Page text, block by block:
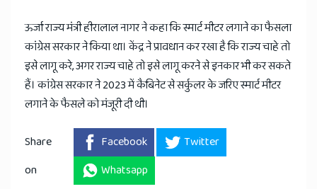
ऊर्जा राज्य मंत्री हीरालाल नागर ने कहा कि स्मार्ट मीटर लगाने का फैसला
कांग्रेस सरकार ने किया था। केंद्र ने प्रावधान कर रखा है कि राज्य चाहे तो
इसे लागू करे, अगर राज्य चाहे तो इसे लागू करने से इनकार भी कर सकते
हैं। कांग्रेस सरकार ने 2023 में कैबिनेट से सर्कुलर के जरिए स्मार्ट मीटर
लगाने के फैसले को मंजूरी दी थी।
Share
on
Facebook
Twitter
Whatsapp